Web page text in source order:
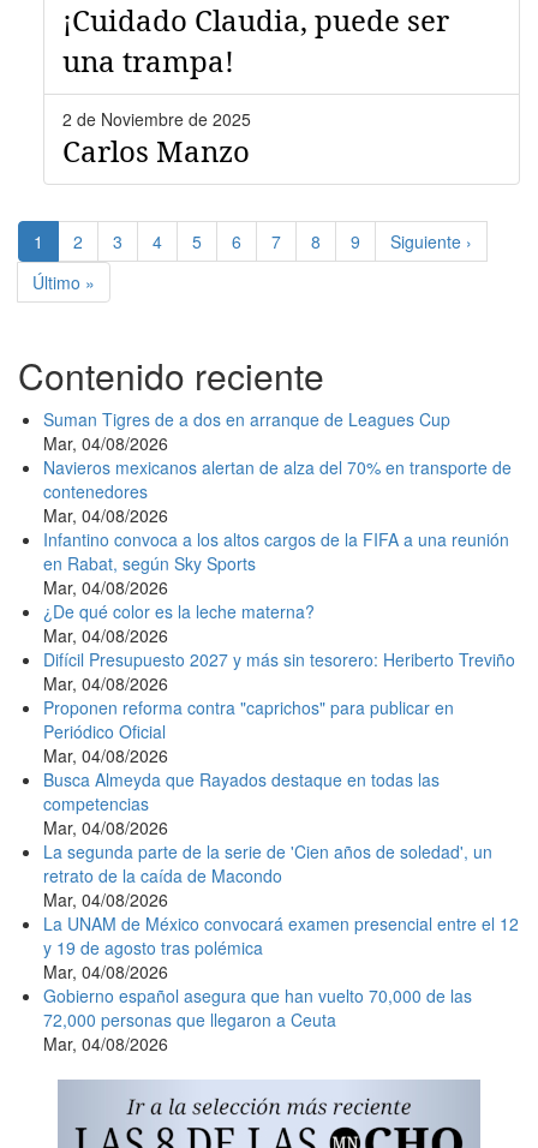
¡Cuidado Claudia, puede ser
una trampa!
2 de Noviembre de 2025
Carlos Manzo
Paginación
Página
actual
1 Page
2 Page
3 Page
4 Page
5 Page
6 Page
7 Page
8 Page
9
Siguiente
página
Siguiente ›
Última
página
Último »
Contenido reciente
Suman Tigres de a dos en arranque de Leagues Cup
Mar, 04/08/2026
Navieros mexicanos alertan de alza del 70% en transporte de
contenedores
Mar, 04/08/2026
Infantino convoca a los altos cargos de la FIFA a una reunión
en Rabat, según Sky Sports
Mar, 04/08/2026
¿De qué color es la leche materna?
Mar, 04/08/2026
Difícil Presupuesto 2027 y más sin tesorero: Heriberto Treviño
Mar, 04/08/2026
Proponen reforma contra "caprichos" para publicar en
Periódico Oficial
Mar, 04/08/2026
Busca Almeyda que Rayados destaque en todas las
competencias
Mar, 04/08/2026
La segunda parte de la serie de 'Cien años de soledad', un
retrato de la caída de Macondo
Mar, 04/08/2026
La UNAM de México convocará examen presencial entre el 12
y 19 de agosto tras polémica
Mar, 04/08/2026
Gobierno español asegura que han vuelto 70,000 de las
72,000 personas que llegaron a Ceuta
Mar, 04/08/2026